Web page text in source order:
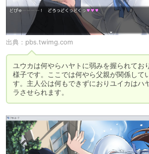
出典： pbs.twimg.com
ユウカは何やらハヤトに弱みを握られてお
様子です。ここでは何やら父親が関係して
す。主人公は何もできずにおりユイカはハ
ラさせられます。